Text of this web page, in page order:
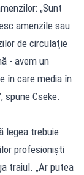
„Sunt
amenzile sau
de circulaţie
- avem un
în care media în
spune Cseke.
legea trebuie
profesioniști
traiul. „Ar putea